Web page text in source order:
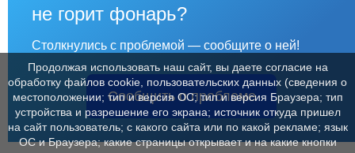
не горит фонарь?
Столкнулись с проблемой — сообщите о ней!
Сообщить о проблеме
Продолжая использовать наш сайт, вы даете согласие на
обработку файлов cookie, пользовательских данных (сведения о
местоположении; тип и версия ОС; тип и версия Браузера; тип
устройства и разрешение его экрана; источник откуда пришел
на сайт пользователь; с какого сайта или по какой рекламе; язык
ОС и Браузера; какие страницы открывает и на какие кнопки